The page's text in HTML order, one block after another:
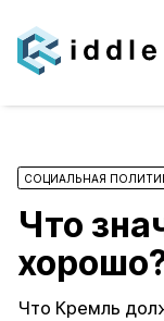
СОЦИАЛЬНАЯ
Что
Что Кремль